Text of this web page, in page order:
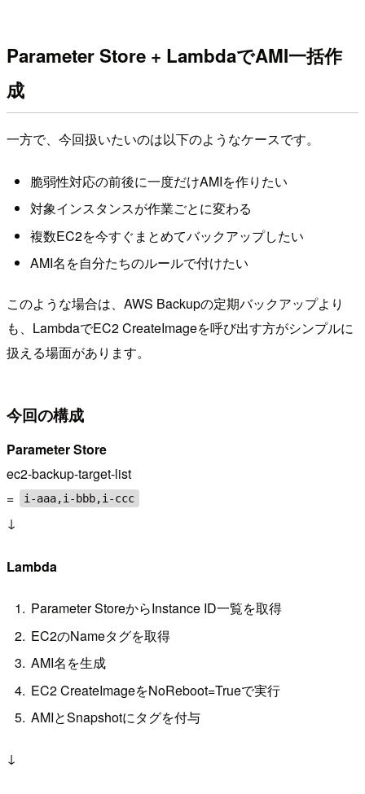
Parameter Store + LambdaでAMI一括作
成
一方で、今回扱いたいのは以下のようなケースです。
脆弱性対応の前後に一度だけAMIを作りたい
対象インスタンスが作業ごとに変わる
複数EC2を今すぐまとめてバックアップしたい
AMI名を自分たちのルールで付けたい
このような場合は、AWS Backupの定期バックアップより
も、LambdaでEC2 CreateImageを呼び出す方がシンプルに
扱える場面があります。
今回の構成
Parameter Store
ec2-backup-target-list
=
i-aaa,i-bbb,i-ccc
↓
Lambda
Parameter StoreからInstance ID一覧を取得
EC2のNameタグを取得
AMI名を生成
EC2 CreateImageをNoReboot=Trueで実行
AMIとSnapshotにタグを付与
↓